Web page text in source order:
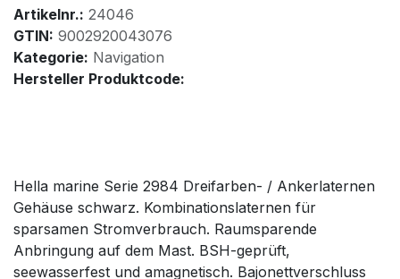
Artikelnr.: 24046
GTIN: 9002920043076
Kategorie: Navigation
Hersteller Produktcode:
Hella marine Serie 2984 Dreifarben- / Ankerlaternen
Gehäuse schwarz. Kombinationslaternen für
sparsamen Stromverbrauch. Raumsparende
Anbringung auf dem Mast. BSH-geprüft,
seewasserfest und amagnetisch. Bajonettverschluss